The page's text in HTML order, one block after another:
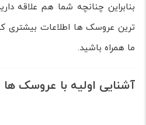
بنابراین چنانچه شما هم علاقه
ترین عروسک ها اطلاعات بیشتری
ما همراه باشید.
آشنایی اولیه با عروسک ها